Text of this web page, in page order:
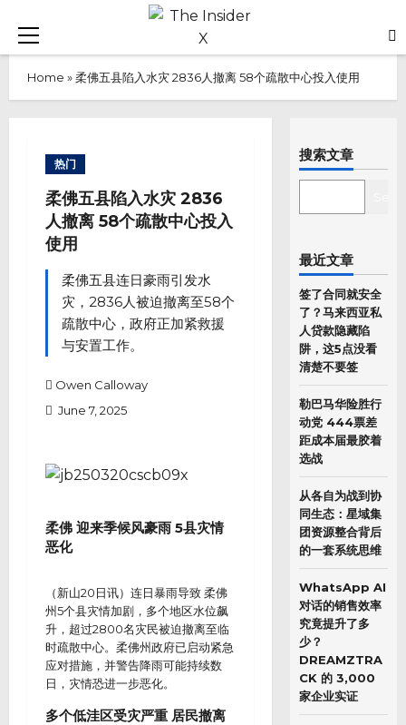
content
Primary
Home »柔佛五县陷入水灾 2836人撤离 58个疏散中心投入使用
热门
柔佛五县陷入水灾 2836
人撤离 58个疏散中心投入
使用
柔佛五县连日豪雨引发水
灾，2836人被迫撤离至58个
疏散中心，政府正加紧救援
与安置工作。
Owen Calloway
June 7, 2025
柔佛 迎来季候风豪雨 5县灾情
恶化
（新山20日讯）连日暴雨导致 柔佛
州5个县灾情加剧，多个地区水位飙
升，超过2800名灾民被迫撤离至临
时疏散中心。柔佛州政府已启动紧急
应对措施，并警告降雨可能持续数
日，灾情恐进一步恶化。
多个低洼区受灾严重 居民撤离
搜索文章
最近文章
签了合同就安全
了？马来西亚私
人贷款隐藏陷
阱，这5点没看
清楚不要签
勒巴马华险胜行
动党 444票差
距成本届最胶着
选战
从各自为战到协
同生态：星域集
团资源整合背后
的一套系统思维
WhatsApp AI
对话的销售效率
究竟提升了多
少？
DREAMZTRA
CK 的 3,000
家企业实证